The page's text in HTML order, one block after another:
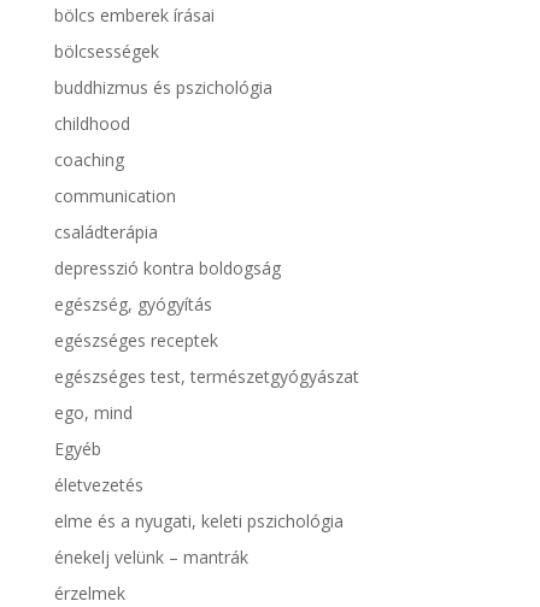
bölcs emberek írásai
bölcsességek
buddhizmus és pszichológia
childhood
coaching
communication
családterápia
depresszió kontra boldogság
egészség, gyógyítás
egészséges receptek
egészséges test, természetgyógyászat
ego, mind
Egyéb
életvezetés
elme és a nyugati, keleti pszichológia
énekelj velünk – mantrák
érzelmek